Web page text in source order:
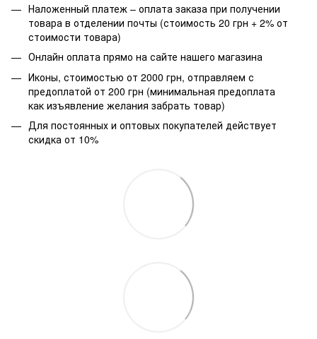
Наложенный платеж – оплата заказа при получении
товара в отделении почты (стоимость 20 грн + 2% от
стоимости товара)
Онлайн оплата прямо на сайте нашего магазина
Иконы, стоимостью от 2000 грн, отправляем с
предоплатой от 200 грн (минимальная предоплата
как изъявление желания забрать товар)
Для постоянных и оптовых покупателей действует
скидка от 10%